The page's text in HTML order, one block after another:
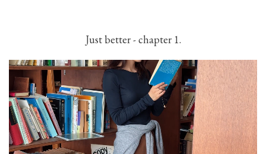
Just better - chapter 1.